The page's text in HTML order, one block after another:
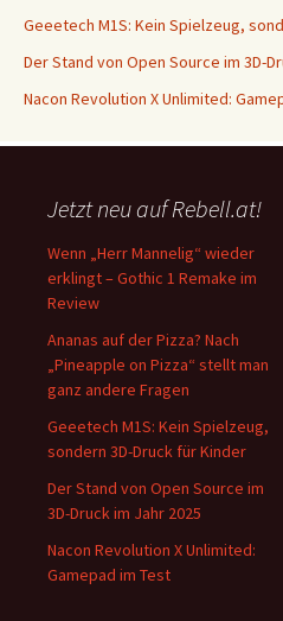
Geeetech M1S: Kein Spielzeug,
Der Stand von Open Source im 3D-
Nacon Revolution X Unlimited:
Jetzt neu auf Rebell.at!
Wenn „Herr Mannelig“ wieder
erklingt – Gothic 1 Remake im
Review
Ananas auf der Pizza? Nach
„Pineapple on Pizza“ stellt man
ganz andere Fragen
Geeetech M1S: Kein Spielzeug,
sondern 3D-Druck für Kinder
Der Stand von Open Source im
3D-Druck im Jahr 2025
Nacon Revolution X Unlimited:
Gamepad im Test